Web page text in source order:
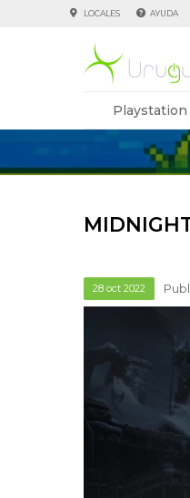
Playstation
LOCALES AYUDA
28 oct 2022